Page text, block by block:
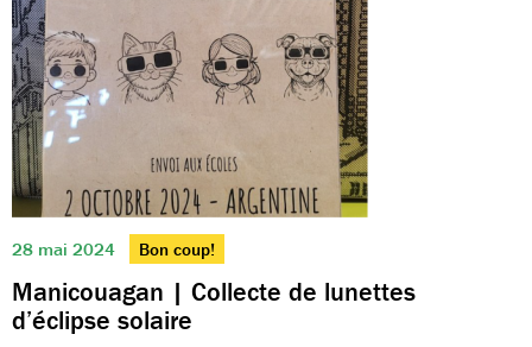
28 mai 2024 Bon coup!
Manicouagan | Collecte de lunettes
d’éclipse solaire